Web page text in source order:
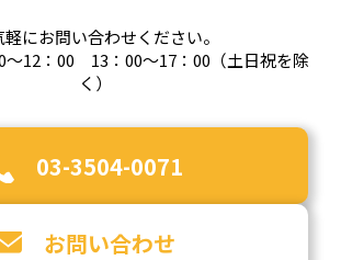
軽にお問い合わせください。
12：00 13：00～17：00（土日祝を除
く）
03-3504-0071
お問い合わせ